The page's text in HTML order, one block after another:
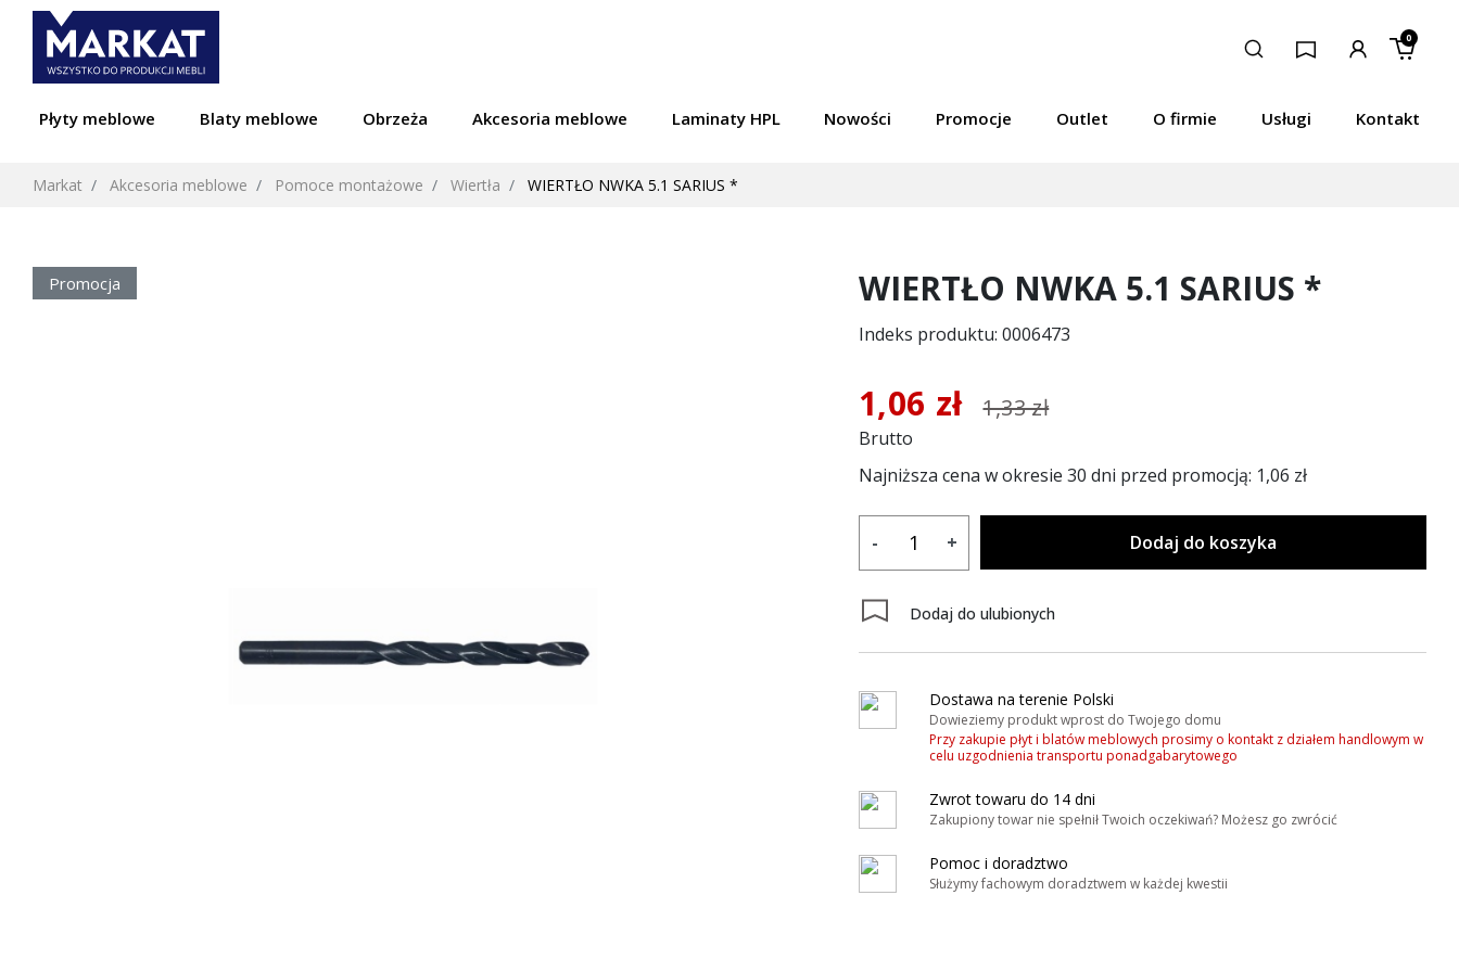
Płyty meblowe Blaty meblowe Obrzeża Akcesoria meblowe Laminaty HPL Nowości Promocje Outlet O firmie Usługi Kontakt
0
Markat Akcesoria meblowe Pomoce montażowe Wiertła WIERTŁO NWKA 5.1 SARIUS *
Promocja WIERTŁO NWKA 5.1 SARIUS *
Indeks produktu: 0006473
1,06 zł 1,33 zł
Brutto
Najniższa cena w okresie 30 dni przed promocją: 1,06 zł
- + Dodaj do koszyka
Dodaj do ulubionych
Dostawa na terenie Polski
Dowieziemy produkt wprost do Twojego domu
Przy zakupie płyt i blatów meblowych prosimy o kontakt z działem handlowym w
celu uzgodnienia transportu ponadgabarytowego
Zwrot towaru do 14 dni
Zakupiony towar nie spełnił Twoich oczekiwań? Możesz go zwrócić
Pomoc i doradztwo
Służymy fachowym doradztwem w każdej kwestii